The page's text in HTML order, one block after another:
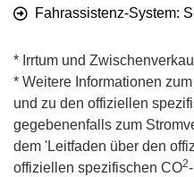
Fahrassistenz-System:
* Irrtum und
* Weitere Informationen
und zu den offiziellen
gegebenenfalls zum
dem 'Leitfaden über den
offiziellen spezifischen CO2